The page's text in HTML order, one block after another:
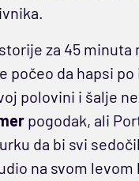
za 45 minuta
počeo da hapsi
polovini i šalje
pogodak, ali
da bi svi
na svom